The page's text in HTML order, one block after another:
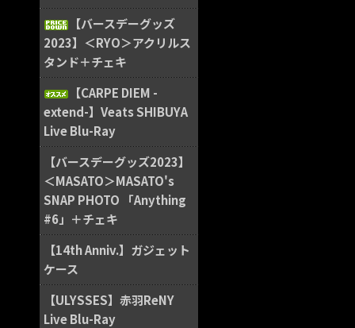
【バースデーグッズ
2023】＜RYO＞アクリルス
タンド＋チェキ
【CARPE DIEM -
extend-】Veats SHIBUYA
Live Blu-Ray
【バースデーグッズ2023】
＜MASATO＞MASATO's
SNAP PHOTO 「Anything
#6」＋チェキ
【14th Anniv.】ガジェット
ケース
【ULYSSES】赤羽ReNY
Live Blu-Ray